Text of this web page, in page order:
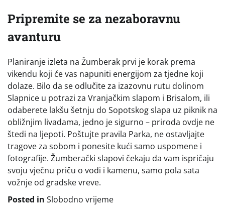
Pripremite se za nezaboravnu
avanturu
Planiranje izleta na Žumberak prvi je korak prema
vikendu koji će vas napuniti energijom za tjedne koji
dolaze. Bilo da se odlučite za izazovnu rutu dolinom
Slapnice u potrazi za Vranjačkim slapom i Brisalom, ili
odaberete lakšu šetnju do Sopotskog slapa uz piknik na
obližnjim livadama, jedno je sigurno – priroda ovdje ne
štedi na ljepoti. Poštujte pravila Parka, ne ostavljajte
tragove za sobom i ponesite kući samo uspomene i
fotografije. Žumberački slapovi čekaju da vam ispričaju
svoju vječnu priču o vodi i kamenu, samo pola sata
vožnje od gradske vreve.
Posted in Slobodno vrijeme